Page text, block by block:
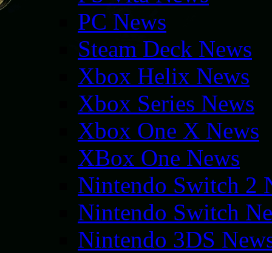
PC News
Steam Deck News
Xbox Helix News
Xbox Series News
Xbox One X News
XBox One News
Nintendo Switch 2
Nintendo Switch
Nintendo 3DS